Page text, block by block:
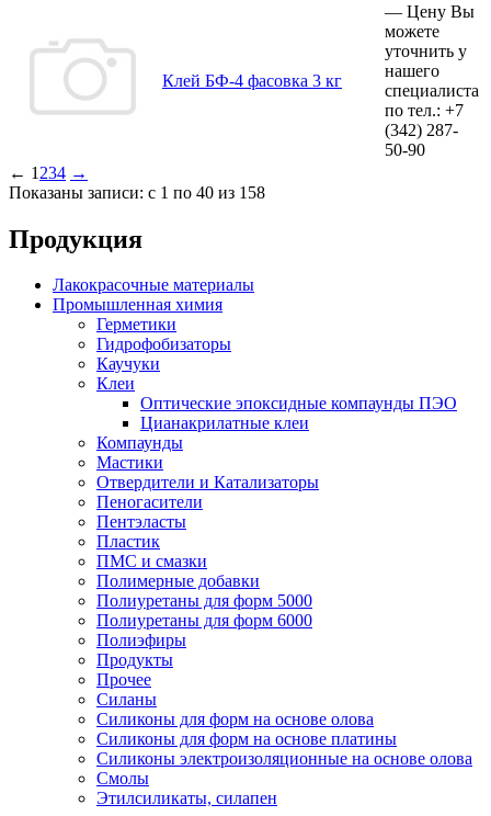
Клей БФ-4 фасовка 3 кг
— Цену Вы
можете
уточнить у
нашего
специалиста
по тел.: +7
(342) 287-
50-90
← 1 234 →
Показаны записи: с 1 по 40 из 158
Продукция
Лакокрасочные материалы
Промышленная химия
Герметики
Гидрофобизаторы
Каучуки
Клеи
Оптические эпоксидные компаунды ПЭО
Цианакрилатные клеи
Компаунды
Мастики
Отвердители и Катализаторы
Пеногасители
Пентэласты
Пластик
ПМС и смазки
Полимерные добавки
Полиуретаны для форм 5000
Полиуретаны для форм 6000
Полиэфиры
Продукты
Прочее
Силаны
Силиконы для форм на основе олова
Силиконы для форм на основе платины
Силиконы электроизоляционные на основе олова
Смолы
Этилсиликаты, силапен